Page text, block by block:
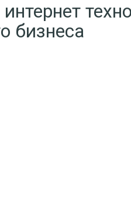
бизнеса